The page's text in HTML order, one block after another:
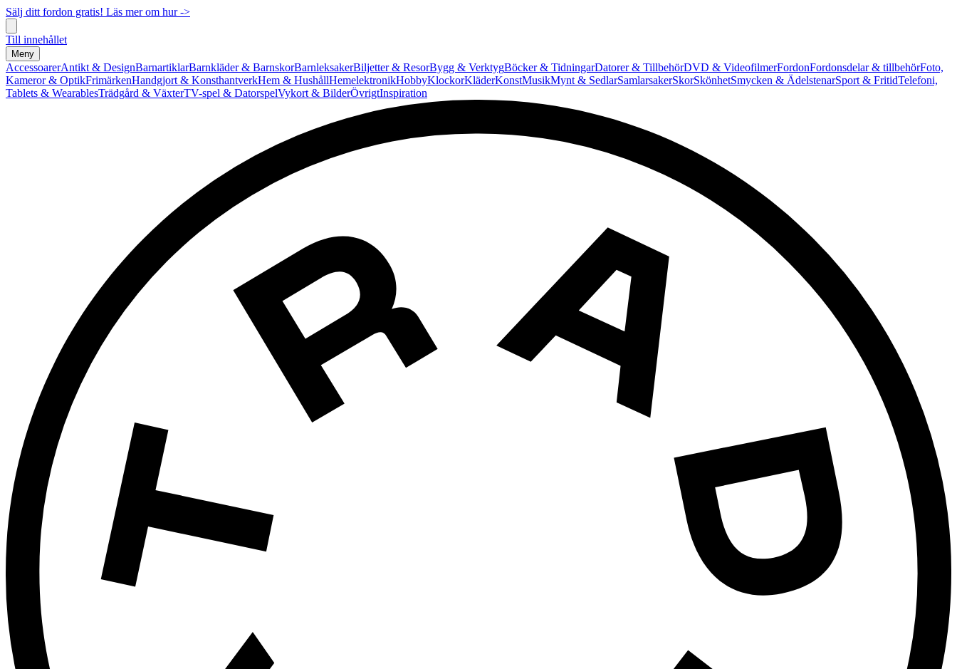
Sälj ditt fordon gratis! Läs mer om hur ->
Till innehållet
Meny
AccessoarerAntikt & DesignBarnartiklarBarnkläder & BarnskorBarnleksakerBiljetter & ResorBygg & VerktygBöcker & TidningarDatorer & TillbehörDVD & VideofilmerFordonFordonsdelar & tillbehörFoto,
Kameror & OptikFrimärkenHandgjort & KonsthantverkHem & HushållHemelektronikHobbyKlockorKläderKonstMusikMynt & SedlarSamlarsakerSkorSkönhetSmycken & ÄdelstenarSport & FritidTelefoni,
Tablets & WearablesTrädgård & VäxterTV-spel & DatorspelVykort & BilderÖvrigtInspiration